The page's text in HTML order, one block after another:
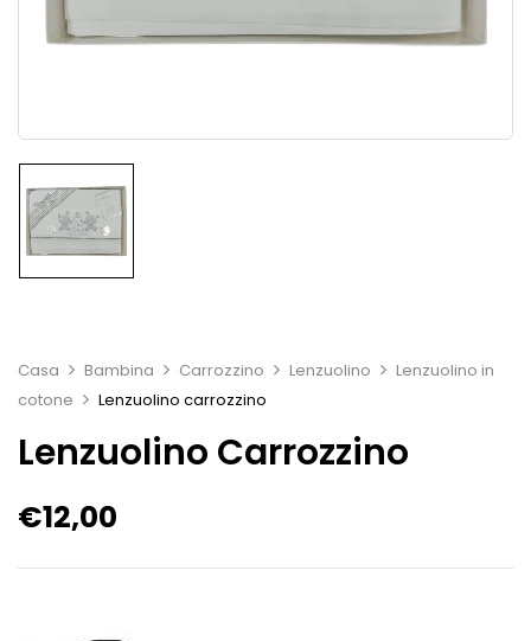
Casa Bambina Carrozzino Lenzuolino
Lenzuolino in
cotone
Lenzuolino carrozzino
Lenzuolino Carrozzino
€12,00